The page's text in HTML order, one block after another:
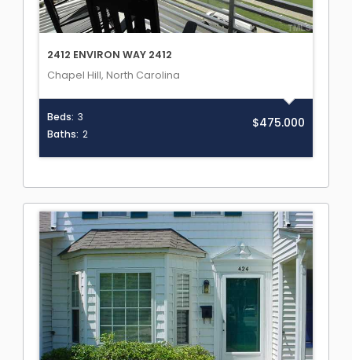
2412 ENVIRON WAY 2412
Chapel Hill, North Carolina
Beds: 3
Baths: 2
$475.000